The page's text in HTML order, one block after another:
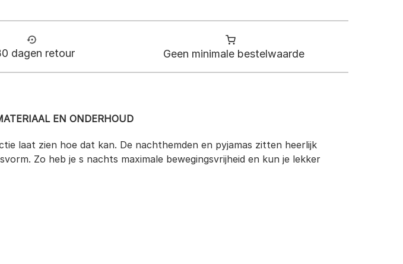
dagen retour Geen minimale bestelwaarde
laat zien hoe dat kan. De nachthemden en pyjamas zitten heerlijk
Zo heb je s nachts maximale bewegingsvrijheid en kun je lekker
EN ONDERHOUD